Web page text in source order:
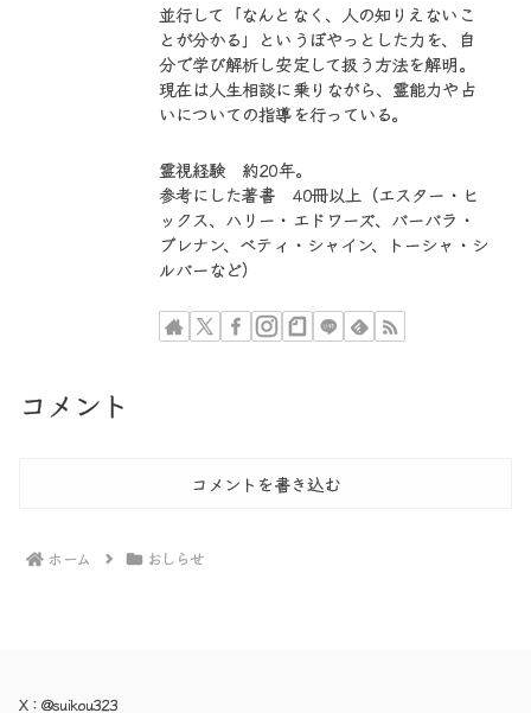
並行して「なんとなく、人の知りえないこ
とが分かる」というぼやっとした力を、自
分で学び解析し安定して扱う方法を解明。
現在は人生相談に乗りながら、霊能力や占
いについての指導を行っている。
霊視経験 約20年。
参考にした著書 40冊以上（エスター・ヒ
ックス、ハリー・エドワーズ、バーバラ・
ブレナン、ベティ・シャイン、トーシャ・シ
ルバーなど）
コメント
コメントを書き込む
ホーム おしらせ
X：@suikou323